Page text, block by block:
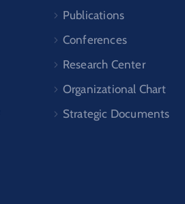
Publications
Conferences
Research Center
Organizational Chart
Strategic Documents